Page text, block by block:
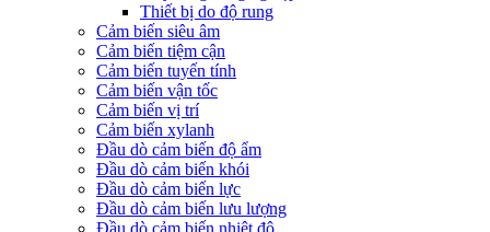
Thiết bị do độ rung
Cảm biến siêu âm
Cảm biến tiệm cận
Cảm biến tuyến tính
Cảm biến vận tốc
Cảm biến vị trí
Cảm biến xylanh
Đầu dò cảm biến độ ẩm
Đầu dò cảm biến khói
Đầu dò cảm biến lực
Đầu dò cảm biến lưu lượng
Đầu dò cảm biến nhiệt độ